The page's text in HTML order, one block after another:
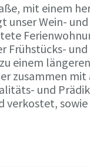
mit einem
Wein- und
Frühstücks-
einem
zusammen mit
und
verkostet,